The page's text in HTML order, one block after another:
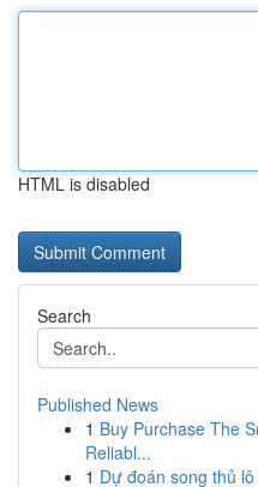
HTML is disabled
Search
Published News
1 Buy Purchase The
Reliabl...
1 Dự đoán song thủ